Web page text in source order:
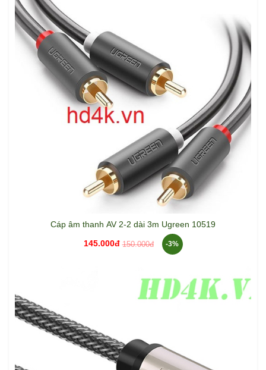
Cáp âm thanh AV 2-2 dài 3m Ugreen 10519
145.000đ 150.000đ -3%